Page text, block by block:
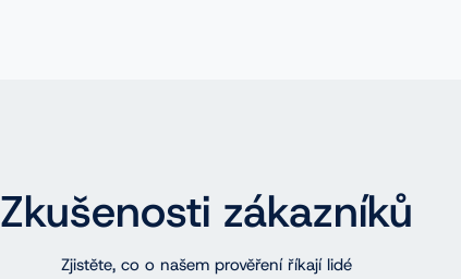
Zkušenosti zákazníků
Zjistěte, co o našem prověření říkají lidé